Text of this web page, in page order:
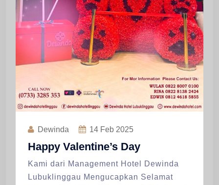
Dewinda 14 Feb 2025
Happy Valentine’s Day
Kami dari Management Hotel Dewinda
Lubuklinggau Mengucapkan Selamat